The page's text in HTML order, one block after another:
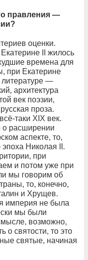
правления —
оценки.
II жилось
времена для
при Екатерине
литературе —
архитектура
век поэзии,
проза.
таки XIX век.
о расширении
аспекте, то,
Николая II.
при
и потом уже при
мы говорим об
то, конечно,
и Хрущев.
империя не была
мы были
возможно,
о святости, то это
святые, начиная